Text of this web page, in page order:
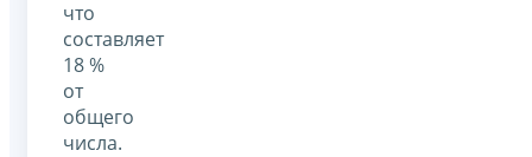
что
составляет
18 %
от
общего
числа.